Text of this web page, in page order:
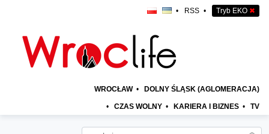
• RSS • Tryb EKO ✖
WROCŁAW • DOLNY ŚLĄSK (AGLOMERACJA)
• CZAS WOLNY • KARIERA I BIZNES • TV